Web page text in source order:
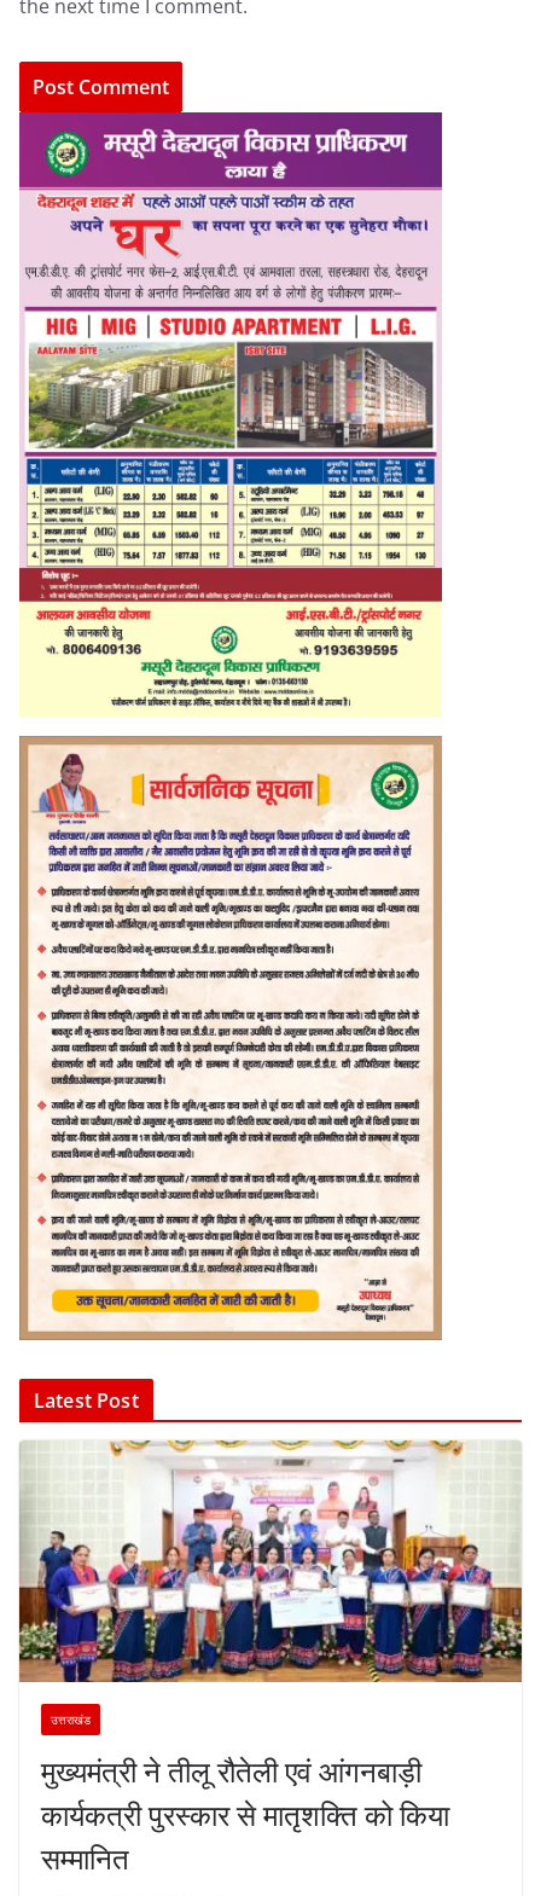
the next time I comment.
Latest Post
उत्तराखंड
मुख्यमंत्री ने तीलू रौतेली एवं आंगनबाड़ी
कार्यकत्री पुरस्कार से मातृशक्ति को किया
सम्मानित